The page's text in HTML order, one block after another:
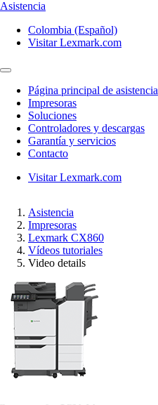
Asistencia
Colombia (Español)
Visitar Lexmark.com
Página principal de asistencia
Impresoras
Soluciones
Controladores y descargas
Garantía y servicios
Contacto
Visitar Lexmark.com
Asistencia
Impresoras
Lexmark CX860
Vídeos tutoriales
Video details